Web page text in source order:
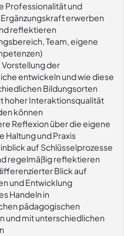
Professionalität und
erwerben
reflektieren
Team, eigene
der
entwickeln und wie diese
Bildungsorten
hoher Interaktionsqualität
können
Reflexion über die eigene
Haltung und Praxis
auf Schlüsselprozesse
regelmäßig reflektieren
Blick auf
und Entwicklung
Handeln in
pädagogischen
und mit unterschiedlichen